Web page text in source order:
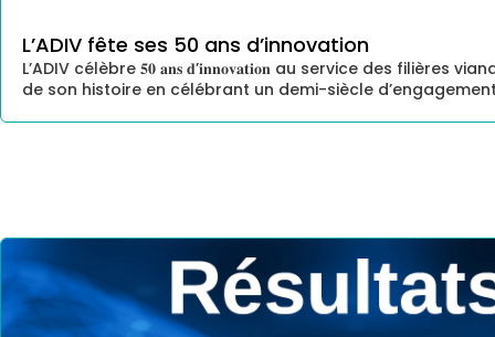
L’ADIV fête ses 50 ans d’innovation
L’ADIV célèbre 𝟓𝟎 𝐚𝐧𝐬 𝐝’𝐢𝐧𝐧𝐨𝐯𝐚𝐭𝐢𝐨𝐧 au service des filières
de son histoire en célébrant un demi-siècle